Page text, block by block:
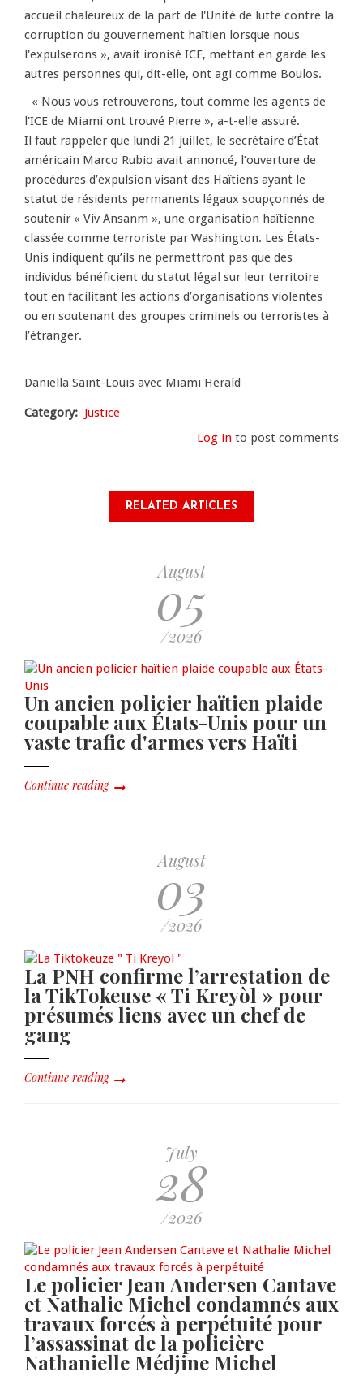
accueil chaleureux de la part de l'Unité de lutte contre la
corruption du gouvernement haïtien lorsque nous
l'expulserons », avait ironisé ICE, mettant en garde les
autres personnes qui, dit-elle, ont agi comme Boulos.
« Nous vous retrouverons, tout comme les agents de
l'ICE de Miami ont trouvé Pierre », a-t-elle assuré.
Il faut rappeler que lundi 21 juillet, le secrétaire d’État
américain Marco Rubio avait annoncé, l’ouverture de
procédures d’expulsion visant des Haïtiens ayant le
statut de résidents permanents légaux soupçonnés de
soutenir « Viv Ansanm », une organisation haïtienne
classée comme terroriste par Washington. Les États-
Unis indiquent qu’ils ne permettront pas que des
individus bénéficient du statut légal sur leur territoire
tout en facilitant les actions d’organisations violentes
ou en soutenant des groupes criminels ou terroristes à
l’étranger.
Daniella Saint-Louis avec Miami Herald
Category
Justice
Log in to post comments
RELATED ARTICLES
August
05
/2026
Un ancien policier haïtien plaide
coupable aux États-Unis pour un
vaste trafic d'armes vers Haïti
Continue reading
August
03
/2026
La PNH confirme l’arrestation de
la TikTokeuse « Ti Kreyòl » pour
présumés liens avec un chef de
gang
Continue reading
July
28
/2026
Le policier Jean Andersen Cantave
et Nathalie Michel condamnés aux
travaux forcés à perpétuité pour
l’assassinat de la policière
Nathanielle Médjine Michel